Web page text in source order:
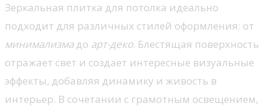
Зеркальная плитка для потолка идеально
подходит для различных стилей оформления: от
минимализмадо арт-деко. Блестящая поверхность
отражает свет и создает интересные визуальные
эффекты, добавляя динамику и живость в
интерьер. В сочетании с грамотным освещением,